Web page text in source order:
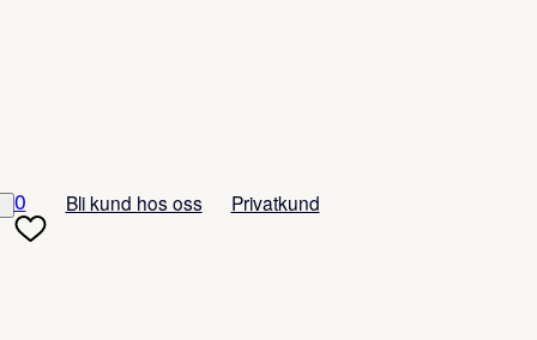
0 Bli kund hos oss Privatkund